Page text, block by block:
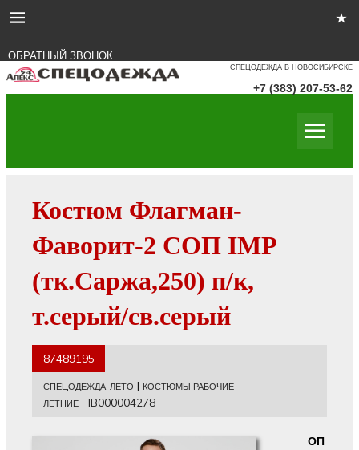
ОБРАТНЫЙ ЗВОНОК
СПЕЦОДЕЖДА В НОВОСИБИРСКЕ
+7 (383) 207-53-62
Костюм Флагман-
Фаворит-2 СОП IMP
(тк.Саржа,250) п/к,
т.серый/св.серый
87489195
СПЕЦОДЕЖДА-ЛЕТО | КОСТЮМЫ РАБОЧИЕ
ЛЕТНИЕIB000004278
ОП